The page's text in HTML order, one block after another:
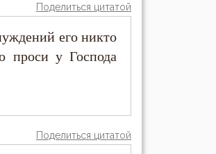
Поделиться цитатой
его никто
проси у Господа
Поделиться цитатой